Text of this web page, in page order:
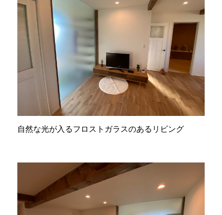
自然な光が入るフロストガラスのあるリビング